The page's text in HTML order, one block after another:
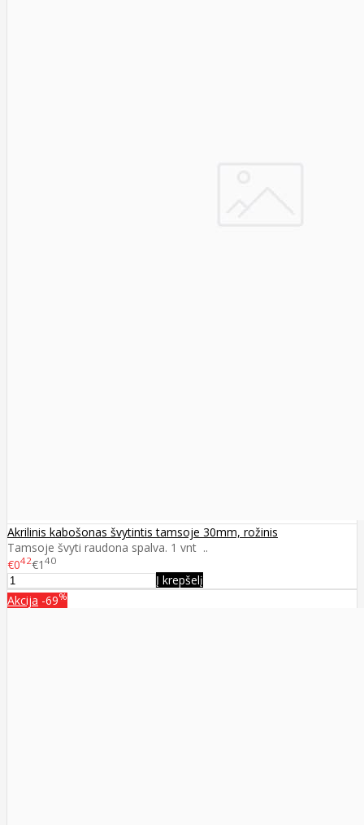
Akrilinis kabošonas švytintis tamsoje 30mm, rožinis
Tamsoje švyti raudona spalva. 1 vnt ..
€042€1 40
Į krepšelį
Akcija -69%